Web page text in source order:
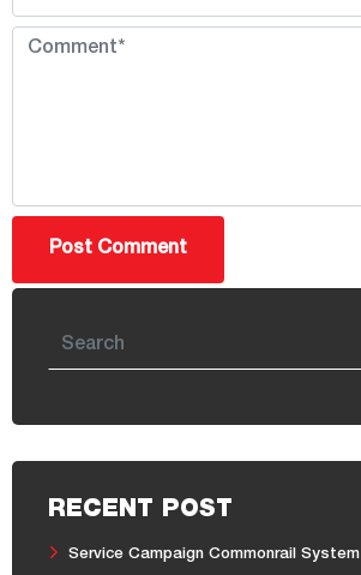
RECENT POST
Service Campaign Commonrail System